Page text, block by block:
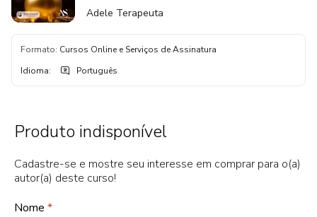
Adele Terapeuta
Formato: Cursos Online e Serviços de Assinatura
Idioma: Português
Produto indisponível
Cadastre-se e mostre seu interesse em comprar para o(a)
autor(a) deste curso!
Nome *